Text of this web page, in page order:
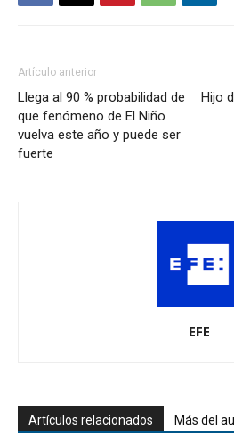
Artículo anterior
Llega al 90 % probabilidad de
que fenómeno de El Niño
vuelva este año y puede ser
fuerte
Hijo
EFE
Artículos relacionados Más del